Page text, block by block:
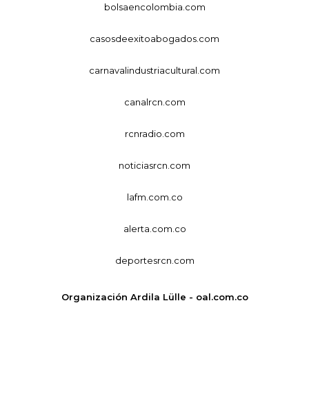
bolsaencolombia.com
casosdeexitoabogados.com
carnavalindustriacultural.com
canalrcn.com
rcnradio.com
noticiasrcn.com
lafm.com.co
alerta.com.co
deportesrcn.com
Organización Ardila Lülle - oal.com.co